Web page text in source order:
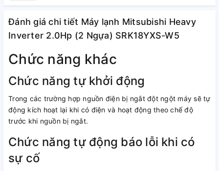
Đánh giá chi tiết Máy lạnh Mitsubishi Heavy
Inverter 2.0Hp (2 Ngựa) SRK18YXS-W5
Chức năng khác
Chức năng tự khởi động
Trong các trường hợp nguồn điện bị ngắt đột ngột máy sẽ tự
động kích hoạt lại khi có điện và hoạt động theo chế độ
trước khi nguồn bị ngắt.
Chức năng tự động báo lỗi khi có
sự cố